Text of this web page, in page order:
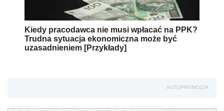
Kiedy pracodawca nie musi wpłacać na PPK?
Trudna sytuacja ekonomiczna może być
uzasadnieniem [Przykłady]
AUTOPROMOCJA